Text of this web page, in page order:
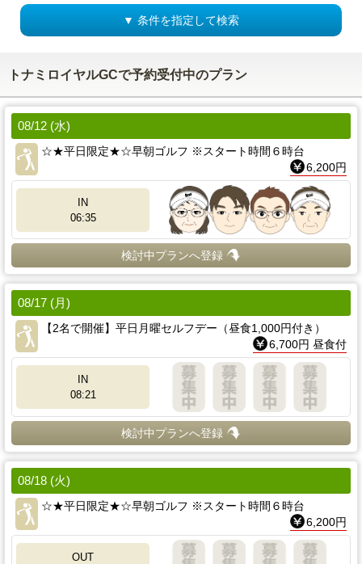
▼ 条件を指定して検索
トナミロイヤルGCで予約受付中のプラン
08/12 (水)
☆★平日限定★☆早朝ゴルフ ※スタート時間６時台
6,200円
IN
06:35
検討中プランへ登録
08/17 (月)
【2名で開催】平日月曜セルフデー（昼食1,000円付き）
6,700円 昼食付
IN
08:21
検討中プランへ登録
08/18 (火)
☆★平日限定★☆早朝ゴルフ ※スタート時間６時台
6,200円
OUT